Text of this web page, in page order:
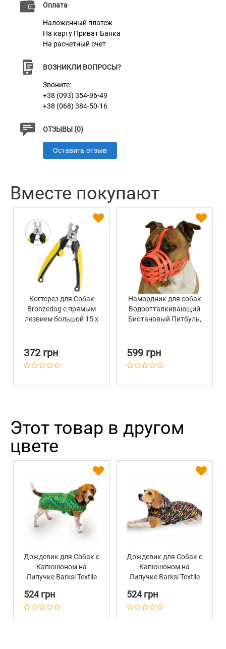
Оплата
Наложенный платеж
На карту Приват Банка
На расчетный счет
ВОЗНИКЛИ ВОПРОСЫ?
Звоните:
+38 (093) 354-96-49
+38 (068) 384-50-16
ОТЗЫВЫ (0)
Оставить отзыв
сильных ветров, обеспечивая комфорт и защиту
вашему любимцу.
Вместе покупают
Когтерез для Собак
Bronzedog с прямым
лезвием большой 15 х
372 грн
Намордник для собак
Водоотталкивающий
Биотановый Питбуль,
599 грн
Этот товар в другом
цвете
Дождевик для Собак с
Капюшоном на
Липучке Barksi Textile
"Авокадо"
524 грн
Дождевик для Собак с
Капюшоном на
Липучке Barksi Textile
"Гравитация"
524 грн